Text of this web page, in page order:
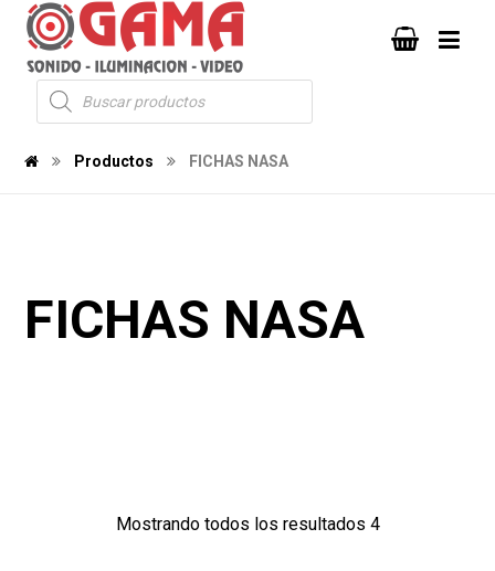
Productos FICHAS NASA
FICHAS NASA
Mostrando todos los resultados 4